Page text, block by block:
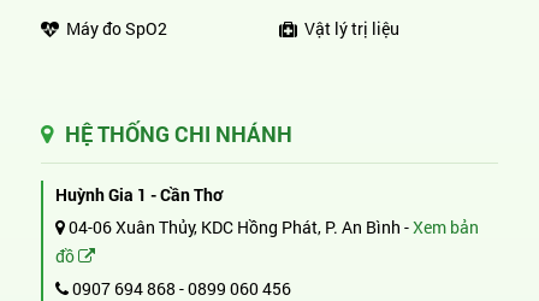
Máy đo SpO2
Vật lý trị liệu
HỆ THỐNG CHI NHÁNH
Huỳnh Gia 1 - Cần Thơ
04-06 Xuân Thủy, KDC Hồng Phát, P. An Bình -Xem bản
đồ
0907 694 868 -0899 060 456